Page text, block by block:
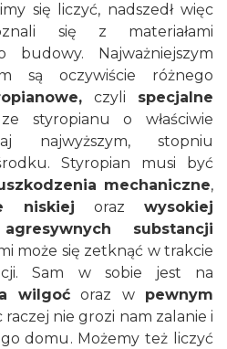
się liczyć, nadszedł więc
się z materiałami
budowy. Najważniejszym
są oczywiście różnego
czyli specjalne
styropianu o właściwie
najwyższym, stopniu
Styropian musi być
mechaniczne,
niskiejorazwysokiej
agresywnych substancji
może się zetknąć w trakcie
Sam w sobie jest na
wilgoć oraz w pewnym
raczej nie grozi nam zalanie i
domu. Możemy też liczyć